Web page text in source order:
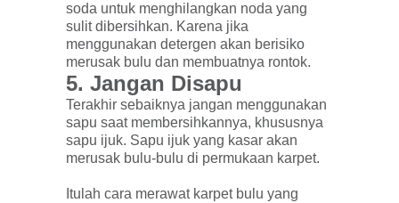
soda untuk menghilangkan noda yang
sulit dibersihkan. Karena jika
menggunakan detergen akan berisiko
merusak bulu dan membuatnya rontok.
5. Jangan Disapu
Terakhir sebaiknya jangan menggunakan
sapu saat membersihkannya, khususnya
sapu ijuk. Sapu ijuk yang kasar akan
merusak bulu-bulu di permukaan karpet.
Itulah cara merawat karpet bulu yang